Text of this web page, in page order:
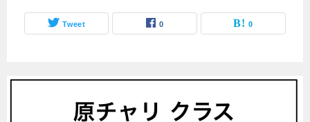
Tweet 0 0